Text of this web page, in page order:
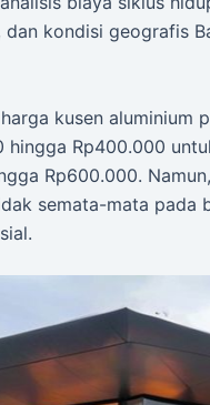
kondisi geografis
kusen aluminium
hingga Rp400.000
Rp600.000.
semata-mata pada